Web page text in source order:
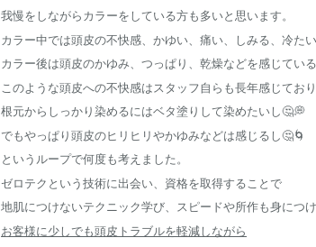
我慢をしながらカラーをしている方も多いと思います。
カラー中では頭皮の不快感、かゆい、痛い、しみる、冷た
カラー後は頭皮のかゆみ、つっぱり、乾燥などを感じてい
このような頭皮への不快感はスタッフ自らも長年感じており
根元からしっかり染めるにはベタ塗りして染めたいし🤔💭
でもやっぱり頭皮のヒリヒリやかゆみなどは感じるし🤔🌀
というループで何度も考えました。
ゼロテクという技術に出会い、資格を取得することで
地肌につけないテクニック学び、スピードや所作も身につけ
お客様に少しでも頭皮トラブルを軽減しながら